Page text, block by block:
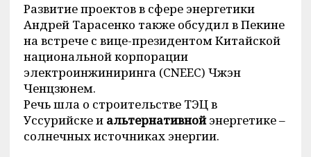
Развитие проектов в сфере энергетики
Андрей Тарасенко также обсудил в Пекине
на встрече с вице-президентом Китайской
национальной корпорации
электроинжиниринга (CNEEC) Чжэн
Ченцзюнем.
Речь шла о строительстве ТЭЦ в
Уссурийске и альтернативнойэнергетике –
солнечных источниках энергии.